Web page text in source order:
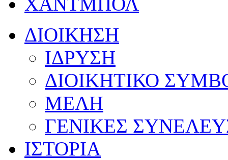
ΔΙΟΙΚΗΣΗ
ΙΔΡΥΣΗ
ΔΙΟΙΚΗΤΙΚΟ
ΜΕΛΗ
ΓΕΝΙΚΕΣ
ΙΣΤΟΡΙΑ